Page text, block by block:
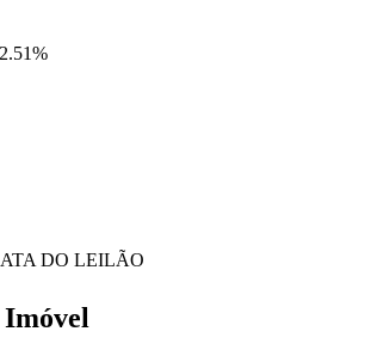
DO LEILÃO